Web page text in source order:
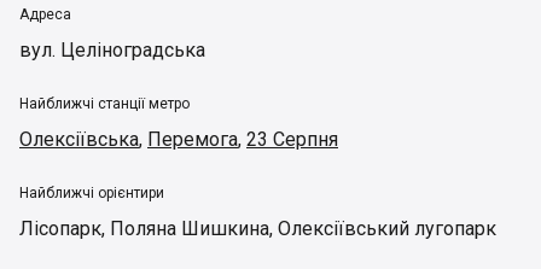
Адреса
вул. Целіноградська
Найближчі станції метро
Олексіївська, Перемога, 23 Серпня
Найближчі орієнтири
Лісопарк, Поляна Шишкина, Олексіївський лугопарк